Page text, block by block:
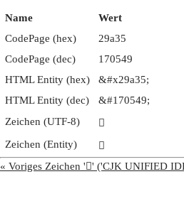
Name
Wert
CodePage (hex)
29a35
CodePage (dec)
170549
HTML Entity (hex)
&#x29a35;
HTML Entity (dec)
&#170549;
Zeichen (UTF-8)
𩨵
Zeichen (Entity)
𩨵
« Voriges Zeichen '𩨴' ('CJK UNIFIED